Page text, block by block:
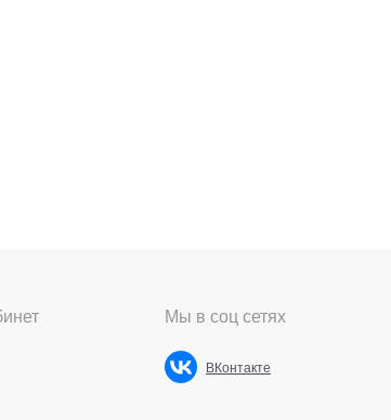
Мы в соц сетях
ВКонтакте